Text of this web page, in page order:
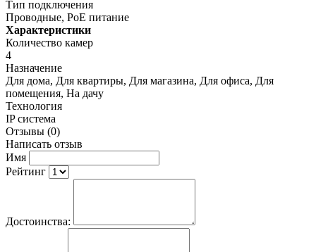
Тип подключения
Проводные, PoE питание
Характеристики
Количество камер
4
Назначение
Для дома, Для квартиры, Для магазина, Для офиса, Для
помещения, На дачу
Технология
IP система
Отзывы (0)
Написать отзыв
Имя
Рейтинг
Достоинства: